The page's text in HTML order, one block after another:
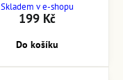
Skladem v e-shopu
199 Kč
Do košíku